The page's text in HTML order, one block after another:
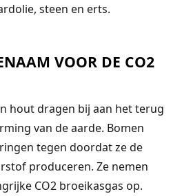
steen en erts.
VOOR DE CO2
hout dragen bij aan het terug
van de aarde. Bomen
tegen doordat ze de
produceren. Ze nemen
CO2 broeikasgas op.